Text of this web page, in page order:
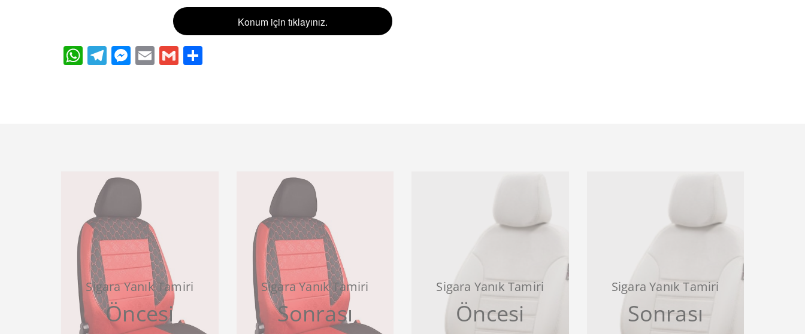
Konum için tıklayınız.
WhatsApp
Telegram
Messenger
Email
Gmail
Sigara Yanık Tamiri
Öncesi
Sigara Yanık Tamiri
Sonrası
Sigara Yanık Tamiri
Öncesi
Sigara Yanık Tamiri
Sonrası